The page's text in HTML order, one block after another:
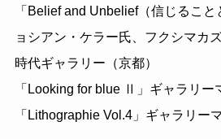
「Belief and Unbelief（信じるこ
ョシアン・ケラー氏、フクシマカ
時代ギャラリー（京都）
「Looking for blue Ⅱ」ギャラリー
「Lithographie Vol.4」ギャラリー